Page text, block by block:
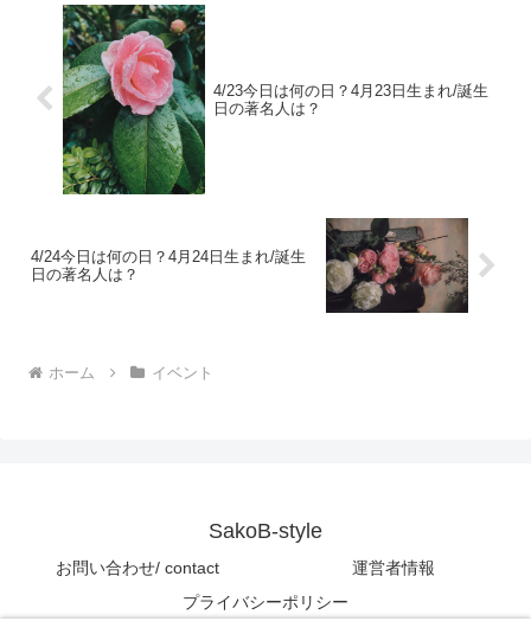
4/23今日は何の日？4月23日生まれ/誕生
日の著名人は？
4/24今日は何の日？4月24日生まれ/誕生
日の著名人は？
ホーム イベント
SakoB-style
お問い合わせ/ contact
運営者情報
プライバシーポリシー